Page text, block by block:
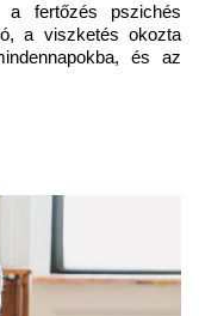
fertőzés pszichés
a viszketés okozta
és az